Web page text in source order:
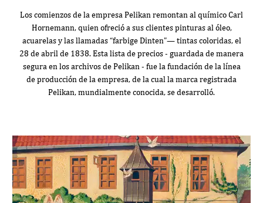
Los comienzos de la empresa Pelikan remontan al químico Carl
Hornemann, quien ofreció a sus clientes pinturas al óleo,
acuarelas y las llamadas “farbige Dinten”— tintas coloridas, el
28 de abril de 1838. Esta lista de precios - guardada de manera
segura en los archivos de Pelikan - fue la fundación de la línea
de producción de la empresa, de la cual la marca registrada
Pelikan, mundialmente conocida, se desarrolló.